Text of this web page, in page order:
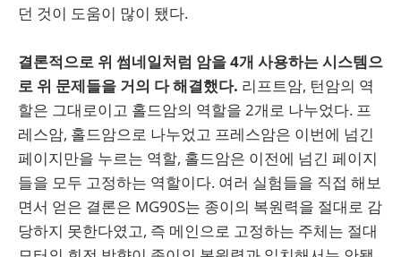
던 것이 도움이 많이 됐다.
결론적으로 위 썸네일처럼 암을 4개 사용하는 시스템으
로 위 문제들을 거의 다 해결했다. 리프트암, 턴암의 역
할은 그대로이고 홀드암의 역할을 2개로 나누었다. 프
레스암, 홀드암으로 나누었고 프레스암은 이번에 넘긴
페이지만을 누르는 역할, 홀드암은 이전에 넘긴 페이지
들을 모두 고정하는 역할이다. 여러 실험들을 직접 해보
면서 얻은 결론은 MG90S는 종이의 복원력을 절대로 감
당하지 못한다였고, 즉 메인으로 고정하는 주체는 절대